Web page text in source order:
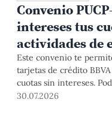
Convenio
intereses tus
actividades de
Este convenio te
tarjetas de crédito
cuotas sin intereses.
hasta el 31 de
30.07.2026